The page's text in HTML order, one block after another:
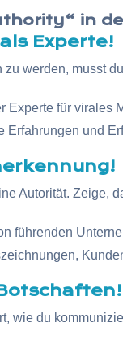
in
Experte!
zu werden, musst
Experte für virales
Erfahrungen und
Autorität. Zeige,
führenden
wie du